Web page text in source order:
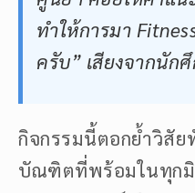
ศูนย์ฯ คอยให้คำแน
ทำให้การมา
ครับ” เสียงจากนัก
กิจกรรมนี้ตอกย้ำวิสัย
บัณฑิตที่พร้อมในทุ